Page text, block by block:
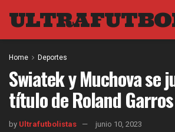
Home Deportes
Swiatek y Muchova se
título de Roland Garros
by Ultrafutbolistas junio 10, 2023